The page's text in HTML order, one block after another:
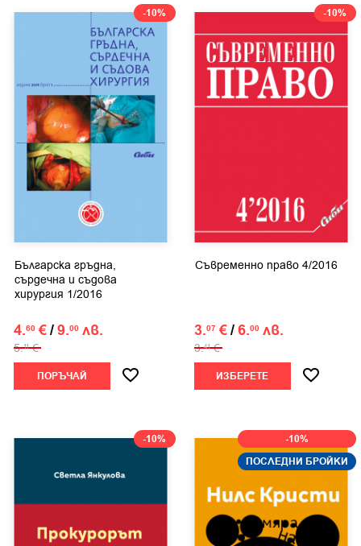
-10%
Българска гръдна,
сърдечна и съдова
хирургия 1/2016
4.60 €/9.00 лв.
5.11 €
ПОРЪЧАЙ
-10%
Съвременно право 4/2016
3.07 €/6.00 лв.
3.41 €
ИЗБЕРЕТЕ
-10%
-10%
ПОСЛЕДНИ БРОЙКИ